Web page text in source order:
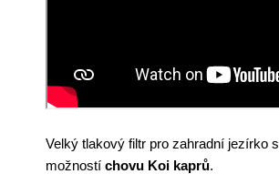
Velký tlakový filtr pro zahradní jezírko s
možností chovu Koi kaprů.